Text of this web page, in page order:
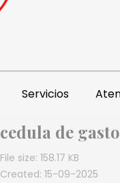
Servicios
cedula de
File size: 158.17 KB
Created: 15-09-2025